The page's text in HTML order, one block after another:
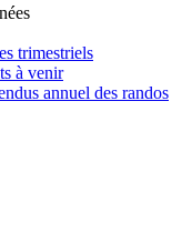
trimestriels
à venir
annuel des randos